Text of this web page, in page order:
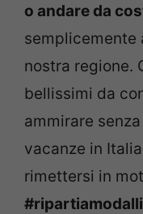
o andare da
semplicemente
nostra regione.
bellissimi da
ammirare
vacanze in
rimettersi in